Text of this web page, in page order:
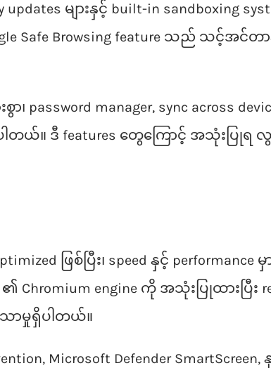
များနှင့် built-in sandboxing
Safe Browsing feature သည် သင့်အင်တ
၊ password manager, sync across
နိုင်ပါတယ်။ ဒီ features တွေကြောင့် အသုံး
ဖြစ်ပြီး၊ speed နှင့်
Chromium engine ကို အသုံးပြုထားပြီး
ာမှုရှိပါတယ်။
Microsoft Defender SmartScreen,